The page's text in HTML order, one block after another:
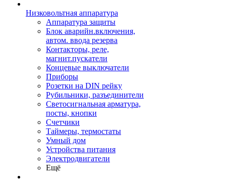
Низковольтная аппаратура
Аппаратура защиты
Блок аварийн.включения,
автом. ввода резерва
Контакторы, реле,
магнит.пускатели
Концевые выключатели
Приборы
Розетки на DIN рейку
Рубильники, разъединители
Светосигнальная арматура,
посты, кнопки
Счетчики
Таймеры, термостаты
Умный дом
Устройства питания
Электродвигатели
Ещё